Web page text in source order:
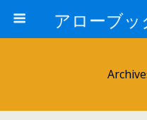
アローブ